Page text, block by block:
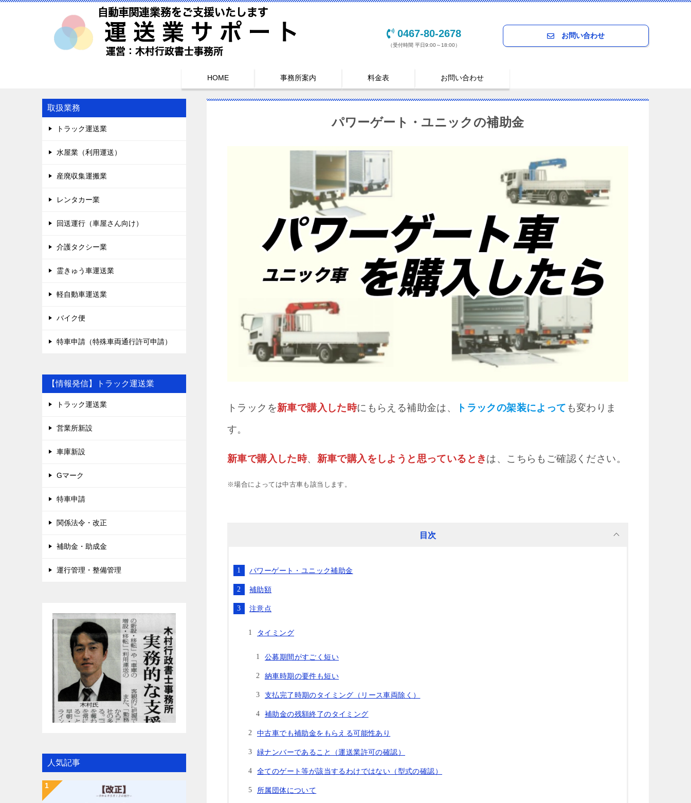
0467-80-2678
（受付時間 平日9:00～18:00）
お問い合わせ
HOME 事務所案内 料金表 お問い合わせ
パワーゲート・ユニックの補助金
トラックを新車で購入した時にもらえる補助金は、 トラックの架装によって も変わりま
す。
新車で購入した時、 新車で購入をしようと思っているときは、こちらもご確認ください。
※場合によっては中古車も該当します。
目次
パワーゲート・ユニック補助金
補助額
注意点
タイミング
公募期間がすごく短い
納車時期の要件も短い
支払完了時期のタイミング（リース車両除く）
補助金の残額終了のタイミング
中古車でも補助金をもらえる可能性あり
緑ナンバーであること（運送業許可の確認）
全てのゲート等が該当するわけではない（型式の確認）
所属団体について
取扱業務
トラック運送業
水屋業（利用運送）
産廃収集運搬業
レンタカー業
回送運行（車屋さん向け）
介護タクシー業
霊きゅう車運送業
軽自動車運送業
バイク便
特車申請（特殊車両通行許可申請）
【情報発信】トラック運送業
トラック運送業
営業所新設
車庫新設
Gマーク
特車申請
関係法令・改正
補助金・助成金
運行管理・整備管理
人気記事